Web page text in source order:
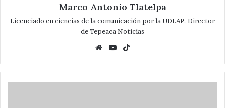
Marco Antonio Tlatelpa
Licenciado en ciencias de la comunicación por la UDLAP. Director
de Tepeaca Noticias
WebsiteYouTube